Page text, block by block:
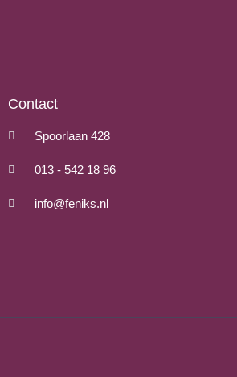
Contact
Spoorlaan 428
013 - 542 18 96
info@feniks.nl